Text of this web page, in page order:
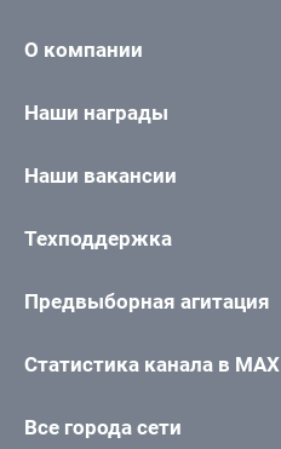
О компании
Наши награды
Наши вакансии
Техподдержка
Предвыборная агитация
Статистика канала в MAX
Все города сети